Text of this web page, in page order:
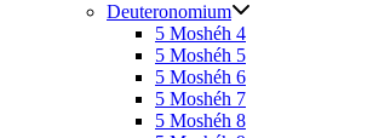
Deuteronomium
5 Moshéh 4
5 Moshéh 5
5 Moshéh 6
5 Moshéh 7
5 Moshéh 8